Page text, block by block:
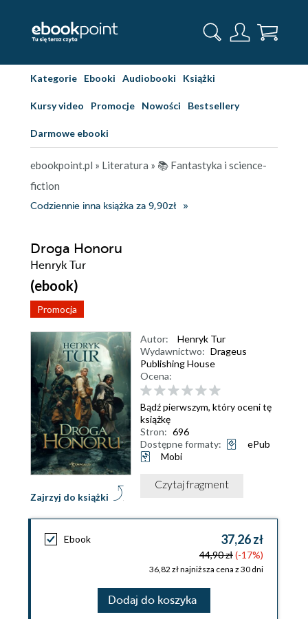
Kategorie Ebooki Audiobooki Książki
Kursy video Promocje Nowości Bestsellery
Darmowe ebooki
ebookpoint.pl » Literatura » 📚 Fantastyka i science-
fiction
Codziennie inna książka za 9,90zł
Droga Honoru
Henryk Tur
(ebook)
Promocja
Zajrzyj do książki
Autor:
Henryk Tur
Wydawnictwo: Drageus
Publishing House
Ocena:
Bądź pierwszym, który oceni tę
książkę
Stron: 696
Dostępne formaty:
ePub
Mobi
Czytaj fragment
Ebook 37,26 zł
44,90 zł(-17%)
36,82 zł najniższa cena z 30 dni
Dodaj do koszyka